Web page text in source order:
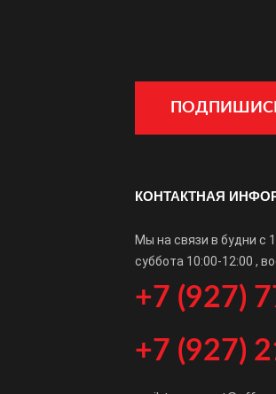
КОНТАКТНАЯ
Мы на связи в будни с
суббота 10:00-12:00 ,
+7 (927)
+7 (927)